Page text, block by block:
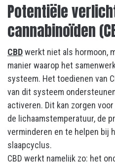
Potentiële
cannabinoïden
CBDwerkt niet als hormoon,
manier waarop het
systeem. Het toedienen van
van dit systeem
activeren. Dit kan zorgen
de lichaamstemperatuur, de
verminderen en te helpen bij
slaapcyclus.
CBD werkt namelijk zo: het